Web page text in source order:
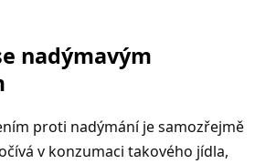
nadýmavým
proti nadýmání je samozřejmě
v konzumaci takového jídla,